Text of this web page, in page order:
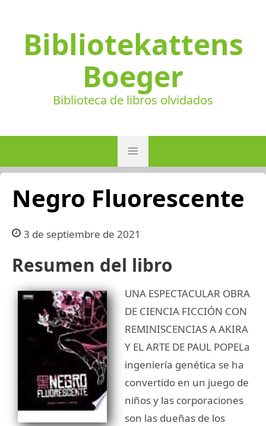
Bibliotekattens
Boeger
Biblioteca de libros olvidados
Negro Fluorescente
3 de septiembre de 2021
Resumen del libro
UNA ESPECTACULAR OBRA
DE CIENCIA FICCIÓN CON
REMINISCENCIAS A AKIRA
Y EL ARTE DE PAUL POPELa
ingeniería genética se ha
convertido en un juego de
niños y las corporaciones
son las dueñas de los